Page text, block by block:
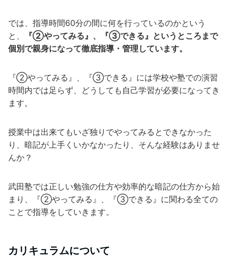
では、指導時間60分の間に何を行っているのかという
と、
『②やってみる』、『③できる』というところまで
個別で親身になって徹底指導・管理しています。
『②やってみる』、『③できる』には学校や塾での演習
時間内では足らず、どうしても自己学習が必要になってき
ます。
授業中は出来てもいざ独りでやってみるとできなかった
り、暗記が上手くいかなかったり、そんな経験はありませ
んか？
武田塾では正しい勉強の仕方や効率的な暗記の仕方から始
まり、『②やってみる』、『③できる』に関わる全ての
ことで指導をしていきます。
カリキュラムについて